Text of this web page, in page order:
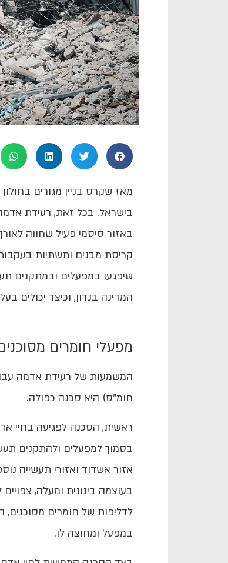
מאז שקרס בניין מגורים
בישראל. בכל זאת, רעידת
באזור סיסמי פעיל שחווה
קריסת מבנים ותשתיות
שיפגעו במפעלים ובמתקנים
המדינה בנדון, וכיצד יכולים
מפעלי חומרים
המשמעות של רעידת אדמה
חומ"ס) היא סכנה כפולה.
ראשית, הסכנה לפגיעה בחיי
בסמוך למפעלים ולהתקנים
אזור אשדוד ואזורי תעשייה
בעוצמה בינונית ומעלה,
לדליפות של חומרים מסוכנים,
במפעל ומחוצה לו.